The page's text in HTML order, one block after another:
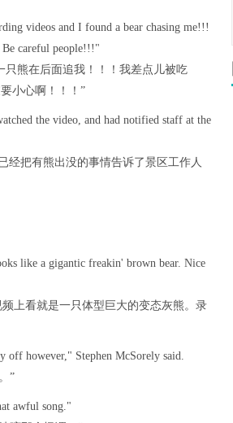
videos and I found a bear chasing me!!!
Be careful people!!!"
只熊在后面追我！！！我差点儿被吃
小心啊！！！”
the video, and had notified staff at the
经把有熊出没的事情告诉了景区工作人
like a gigantic freakin' brown bear. Nice
上看就是一只体型巨大的变态灰熊。录
off however," Stephen McSorely said.
”
awful song."